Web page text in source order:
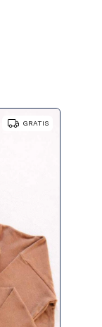
GRATIS